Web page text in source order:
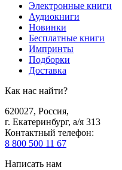
Электронные книги
Аудиокниги
Новинки
Бесплатные книги
Импринты
Подборки
Доставка
Как нас найти?
620027, Россия,
г. Екатеринбург, а/я 313
Контактный телефон:
8 800 500 11 67
Написать нам